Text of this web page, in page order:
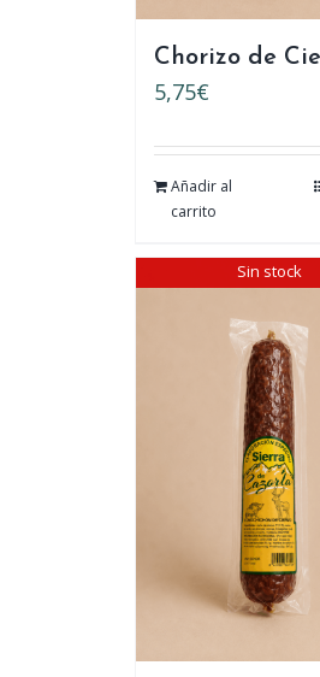
Chorizo de
5,75€
Añadir al
carrito
Sin stock